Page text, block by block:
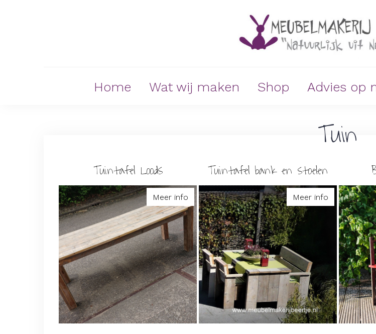
Home Wat wij maken Shop Advies op
Tuin
Tuintafel Loods
Meer info
Tuintafel bank en stoelen
Meer info